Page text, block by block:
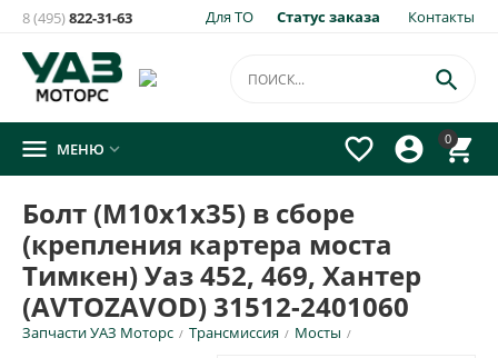
Для ТО Статус заказа Контакты
8 (495)822-31-63
0




 МЕНЮ 
Болт (М10х1х35) в сборе
(крепления картера моста
Тимкен) Уаз 452, 469, Хантер
(AVTOZAVOD) 31512-2401060
Запчасти УАЗ Моторс / Трансмиссия / Мосты /